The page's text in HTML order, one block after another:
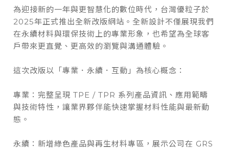
為迎接新的一年與更智慧化的數位時代，台灣優粒子於
2025年正式推出全新改版網站。全新設計不僅展現我們
在永續材料與環保技術上的專業形象，也希望為全球客
戶帶來更直覺、更高效的瀏覽與溝通體驗。
這次改版以「專業．永續．互動」為核心概念：
專業：完整呈現 TPE / TPR 系列產品資訊、應用範疇
與技術特性，讓業界夥伴能快速掌握材料性能與最新動
態。
永續：新增綠色產品與再生材料專區，展示公司在 GRS